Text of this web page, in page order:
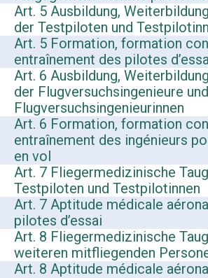
Art. 5 Ausbildung,
der Testpiloten und
Art. 5 Formation, formation
entraînement des pilotes
Art. 6 Ausbildung,
der Flugversuchsingenieure und
Flugversuchsingenieurinnen
Art. 6 Formation, formation
entraînement des ingénieurs
en vol
Art. 7 Fliegermedizinische
Testpiloten und Testpilotinnen
Art. 7 Aptitude médicale
pilotes d’essai
Art. 8 Fliegermedizinische
weiteren mitfliegenden
Art. 8 Aptitude médicale